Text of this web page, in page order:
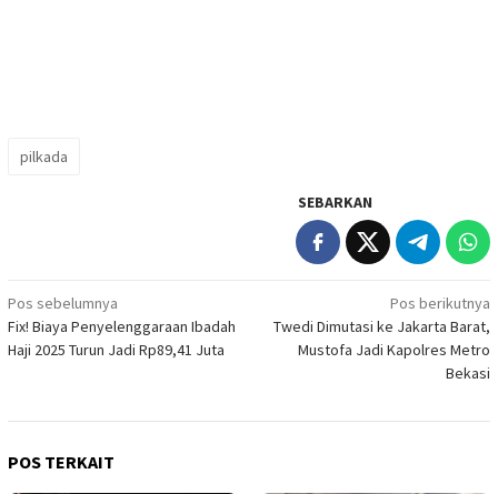
pilkada
SEBARKAN
Navigasi
pos
Pos sebelumnya
Fix! Biaya Penyelenggaraan Ibadah
Haji 2025 Turun Jadi Rp89,41 Juta
Pos berikutnya
Twedi Dimutasi ke Jakarta Barat,
Mustofa Jadi Kapolres Metro
Bekasi
POS TERKAIT